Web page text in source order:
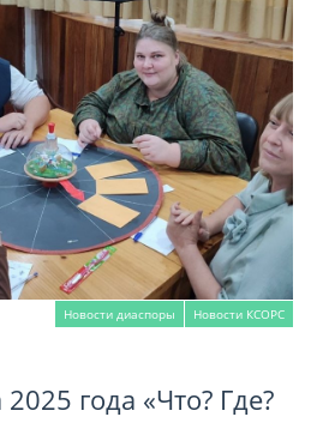
Новости диаспоры Новости КСОРС
далеегода «Что? Где?